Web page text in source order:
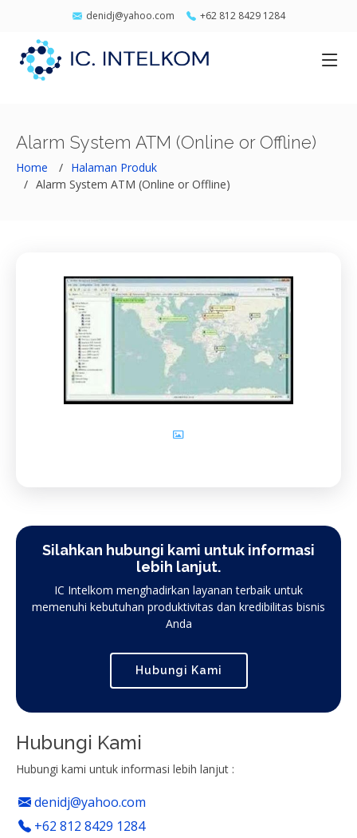
denidj@yahoo.com +62 812 8429 1284
Alarm System ATM (Online or Offline)
Home
Halaman Produk
Alarm System ATM (Online or Offline)
Silahkan hubungi kami untuk informasi
lebih lanjut.
IC Intelkom menghadirkan layanan terbaik untuk
memenuhi kebutuhan produktivitas dan kredibilitas bisnis
Anda
Hubungi Kami
Hubungi Kami
Hubungi kami untuk informasi lebih lanjut :
denidj@yahoo.com
+62 812 8429 1284